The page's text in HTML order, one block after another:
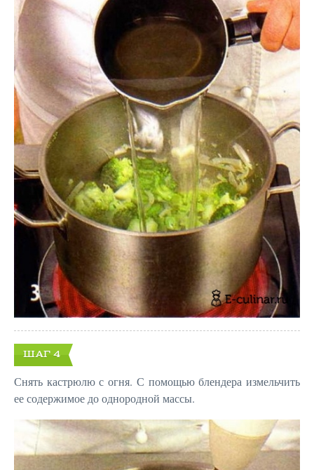
ШАГ 4
Снять кастрюлю с огня. С помощью блендера измельчить
ее содержимое до однородной массы.